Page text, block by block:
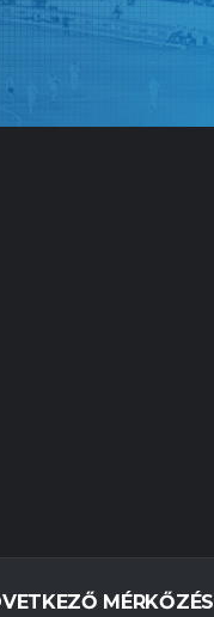
MÉRKŐZÉS